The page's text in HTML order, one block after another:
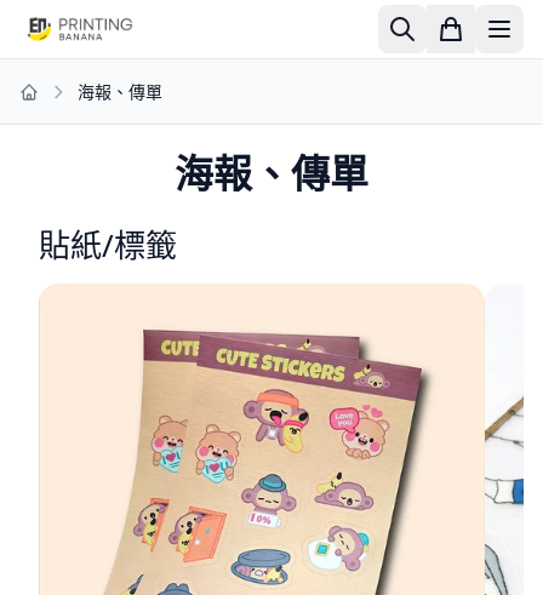
Home 海報、傳單
海報、傳單
貼紙/標籤